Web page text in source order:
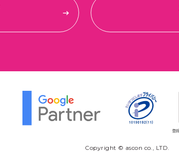
Copyright © ascon co., LTD.